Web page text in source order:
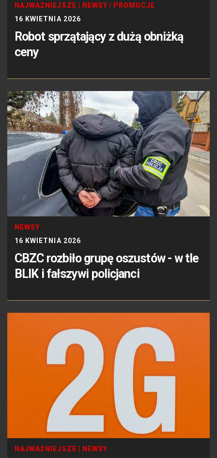
NAJWAŻNIEJSZE NEWSY
PROMOCJE
16 KWIETNIA 2026
Robot sprzątający z dużą obniżką
ceny
NEWSY
16 KWIETNIA 2026
CBZC rozbiło grupę oszustów - w tle
BLIK i fałszywi policjanci
NAJWAŻNIEJSZE
NEWSY